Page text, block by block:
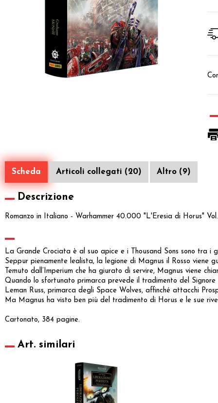
Scheda Articoli collegati (20) Altro (9)
Descrizione
Romanzo in Italiano - Warhammer 40.000 "L'Eresia di Horus"
La Grande Crociata è al suo apice e i Thousand Sons sono tra i
Seppur pienamente lealista, la legione di Magnus il Rosso viene
Temuto dall’Imperium che ha giurato di servire, Magnus viene
Quando lo sfortunato primarca prevede il tradimento del
Leman Russ, primarca degli Space Wolves, affinché attacchi
Ma Magnus ha visto ben più del tradimento di Horus e le sue
Cartonato, 384 pagine.
Art. similari